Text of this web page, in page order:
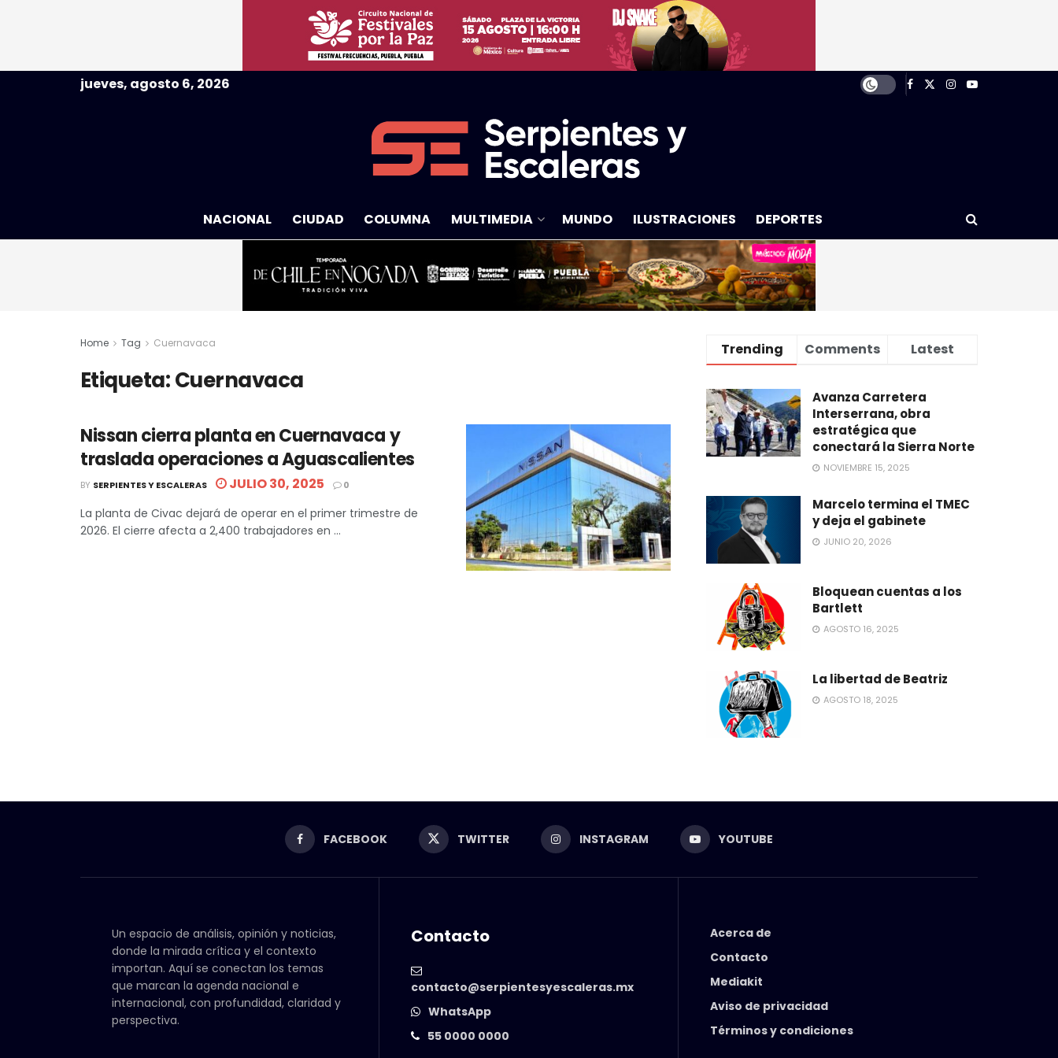
jueves, agosto 6, 2026
NACIONAL CIUDAD COLUMNA MULTIMEDIA MUNDO ILUSTRACIONES DEPORTES
Home Tag Cuernavaca
Etiqueta:Cuernavaca
Nissan cierra planta en Cuernavaca y
traslada operaciones a Aguascalientes
BY SERPIENTES Y ESCALERAS JULIO 30, 2025 0
La planta de Civac dejará de operar en el primer trimestre de
2026. El cierre afecta a 2,400 trabajadores en ...
Trending Comments Latest
Avanza Carretera
Interserrana, obra
estratégica que
conectará la Sierra Norte
NOVIEMBRE 15, 2025
Marcelo termina el TMEC
y deja el gabinete
JUNIO 20, 2026
Bloquean cuentas a los
Bartlett
AGOSTO 16, 2025
La libertad de Beatriz
AGOSTO 18, 2025
FACEBOOK TWITTER INSTAGRAM YOUTUBE
Un espacio de análisis, opinión y noticias,
donde la mirada crítica y el contexto
importan. Aquí se conectan los temas
que marcan la agenda nacional e
internacional, con profundidad, claridad y
perspectiva.
Contacto
contacto@serpientesyescaleras.mx
WhatsApp
55 0000 0000
Acerca de
Contacto
Mediakit
Aviso de privacidad
Términos y condiciones